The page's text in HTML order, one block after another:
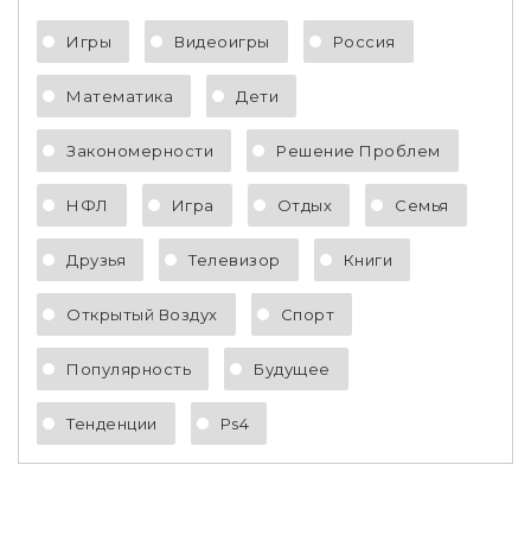
Игры Видеоигры Россия
Математика Дети
Закономерности Решение Проблем
НФЛ Игра Отдых Семья
Друзья Телевизор Книги
Открытый Воздух Спорт
Популярность Будущее
Тенденции Ps4